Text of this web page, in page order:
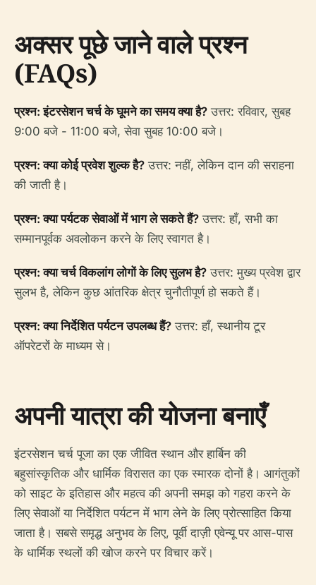
अक्सर पूछे जाने वाले प्रश्न
(FAQs)
प्रश्न: इंटरसेशन चर्च के घूमने का समय क्या है? उत्तर: रविवार, सुबह
9:00 बजे - 11:00 बजे, सेवा सुबह 10:00 बजे।
प्रश्न: क्या कोई प्रवेश शुल्क है? उत्तर: नहीं, लेकिन दान की सराहना
की जाती है।
प्रश्न: क्या पर्यटक सेवाओं में भाग ले सकते हैं? उत्तर: हाँ, सभी का
सम्मानपूर्वक अवलोकन करने के लिए स्वागत है।
प्रश्न: क्या चर्च विकलांग लोगों के लिए सुलभ है? उत्तर: मुख्य प्रवेश द्वार
सुलभ है, लेकिन कुछ आंतरिक क्षेत्र चुनौतीपूर्ण हो सकते हैं।
प्रश्न: क्या निर्देशित पर्यटन उपलब्ध हैं? उत्तर: हाँ, स्थानीय टूर
ऑपरेटरों के माध्यम से।
अपनी यात्रा की योजना बनाएँ
इंटरसेशन चर्च पूजा का एक जीवित स्थान और हार्बिन की
बहुसांस्कृतिक और धार्मिक विरासत का एक स्मारक दोनों है। आगंतुकों
को साइट के इतिहास और महत्व की अपनी समझ को गहरा करने के
लिए सेवाओं या निर्देशित पर्यटन में भाग लेने के लिए प्रोत्साहित किया
जाता है। सबसे समृद्ध अनुभव के लिए, पूर्वी दाज़ी एवेन्यू पर आस-पास
के धार्मिक स्थलों की खोज करने पर विचार करें।